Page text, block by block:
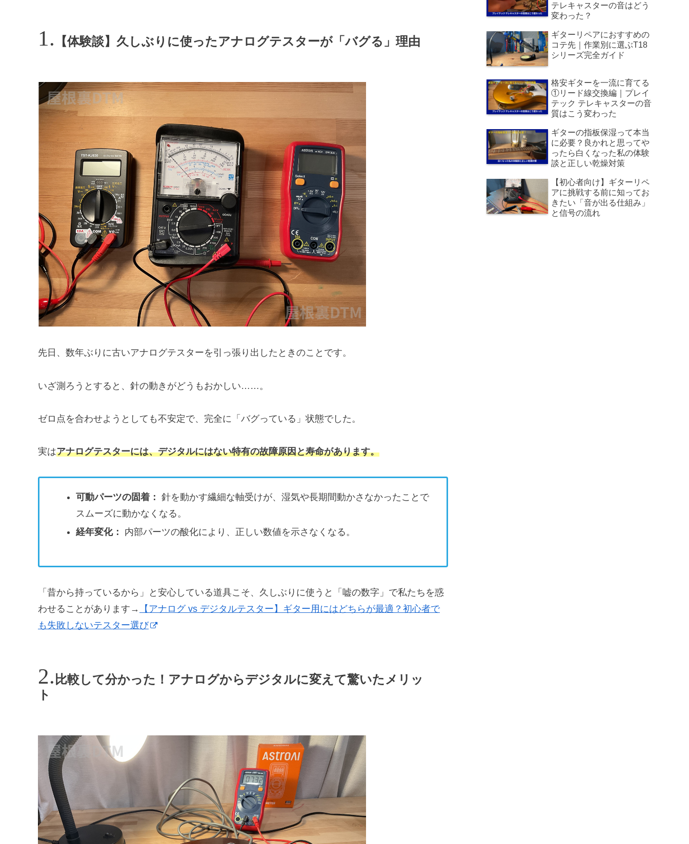
【体験談】久しぶりに使ったアナログテスターが「バグる」理由
先日、数年ぶりに古いアナログテスターを引っ張り出したときのことです。
いざ測ろうとすると、針の動きがどうもおかしい……。
ゼロ点を合わせようとしても不安定で、完全に「バグっている」状態でした。
実はアナログテスターには、デジタルにはない特有の故障原因と寿命があります。
可動パーツの固着： 針を動かす繊細な軸受けが、湿気や長期間動かさなかったことで
スムーズに動かなくなる。
経年変化：
内部パーツの酸化により、正しい数値を示さなくなる。
「昔から持っているから」と安心している道具こそ、久しぶりに使うと「嘘の数字」で私たちを惑
わせることがあります→
【アナログ vs デジタルテスター】ギター用にはどちらが最適？初心者で
も失敗しないテスター選び
比較して分かった！アナログからデジタルに変えて驚いたメリッ
ト
テレキャスターの音はどう
変わった？
ギターリペアにおすすめの
コテ先｜作業別に選ぶT18
シリーズ完全ガイド
格安ギターを一流に育てる
①リード線交換編｜プレイ
テック テレキャスターの音
質はこう変わった
ギターの指板保湿って本当
に必要？良かれと思ってや
ったら白くなった私の体験
談と正しい乾燥対策
【初心者向け】ギターリペ
アに挑戦する前に知ってお
きたい「音が出る仕組み」
と信号の流れ